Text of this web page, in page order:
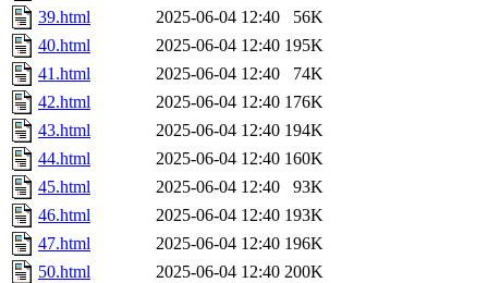
39.html
2025-06-04 12:40
56K
40.html
2025-06-04 12:40 195K
41.html
2025-06-04 12:40
74K
42.html
2025-06-04 12:40 176K
43.html
2025-06-04 12:40 194K
44.html
2025-06-04 12:40 160K
45.html
2025-06-04 12:40
93K
46.html
2025-06-04 12:40 193K
47.html
2025-06-04 12:40 196K
50.html
2025-06-04 12:40 200K